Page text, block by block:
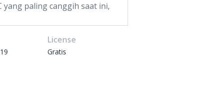
paling canggih saat ini,
License
Gratis